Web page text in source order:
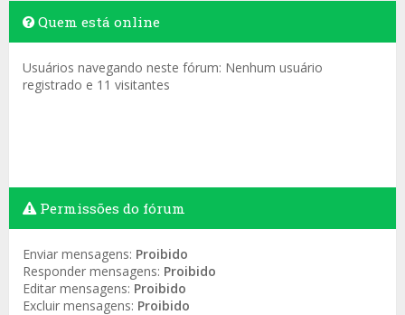
Quem está online
Usuários navegando neste fórum: Nenhum usuário
registrado e 11 visitantes
Permissões do fórum
Enviar mensagens: Proibido
Responder mensagens: Proibido
Editar mensagens: Proibido
Excluir mensagens: Proibido